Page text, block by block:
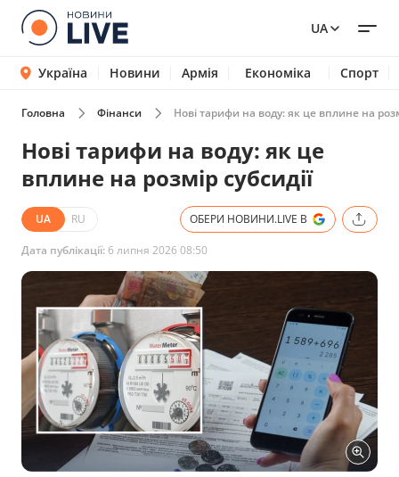
UA
Україна Новини Армія Економіка Спорт
Головна Фінанси Нові тарифи на воду: як це вплине на
Нові тарифи на воду: як це
вплине на розмір субсидії
UA RU ОБЕРИ НОВИНИ.LIVE В
Дата публікації: 6 липня 2026 08:50